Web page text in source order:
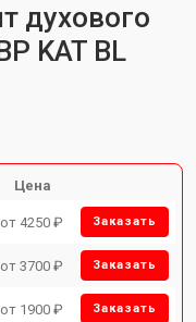
духового
KAT BL
Цена
от 4250 ₽ Заказать
от 3700 ₽ Заказать
от 1900 ₽ Заказать